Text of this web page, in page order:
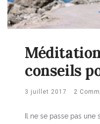
conseils
3 juillet 2017 2
Il ne se passe pas une